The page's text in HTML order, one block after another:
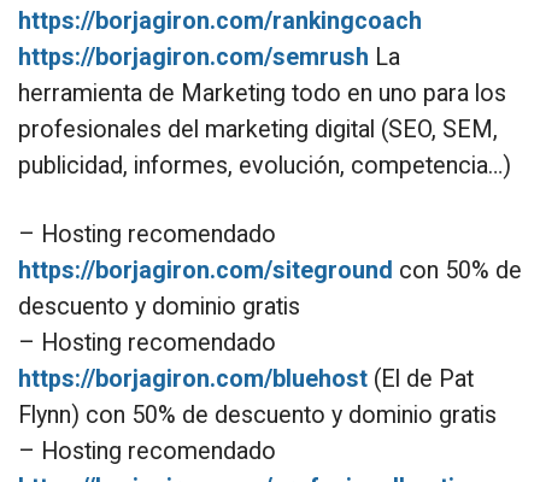
https://borjagiron.com/rankingcoach
https://borjagiron.com/semrush La
herramienta de Marketing todo en uno para los
profesionales del marketing digital (SEO, SEM,
publicidad, informes, evolución, competencia…)
– Hosting recomendado
https://borjagiron.com/siteground con 50% de
descuento y dominio gratis
– Hosting recomendado
https://borjagiron.com/bluehost (El de Pat
Flynn) con 50% de descuento y dominio gratis
– Hosting recomendado